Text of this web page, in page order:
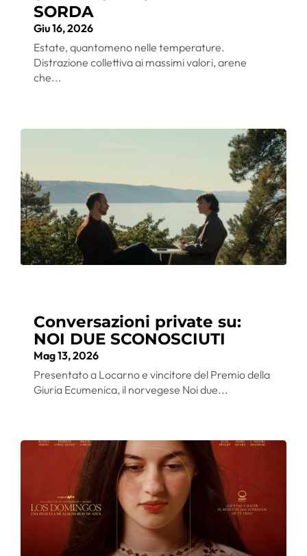
SORDA
Giu 16, 2026
Estate, quantomeno nelle temperature.
Distrazione collettiva ai massimi valori, arene
che...
Conversazioni private su:
NOI DUE SCONOSCIUTI
Mag 13, 2026
Presentato a Locarno e vincitore del Premio della
Giuria Ecumenica, il norvegese Noi due...